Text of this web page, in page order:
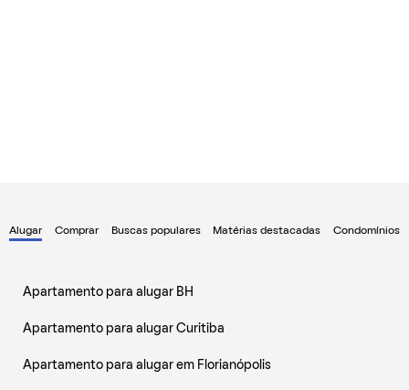
Alugar Comprar Buscas populares Matérias destacadas Condomínios
Apartamento para alugar BH
Apartamento para alugar Curitiba
Apartamento para alugar em Florianópolis